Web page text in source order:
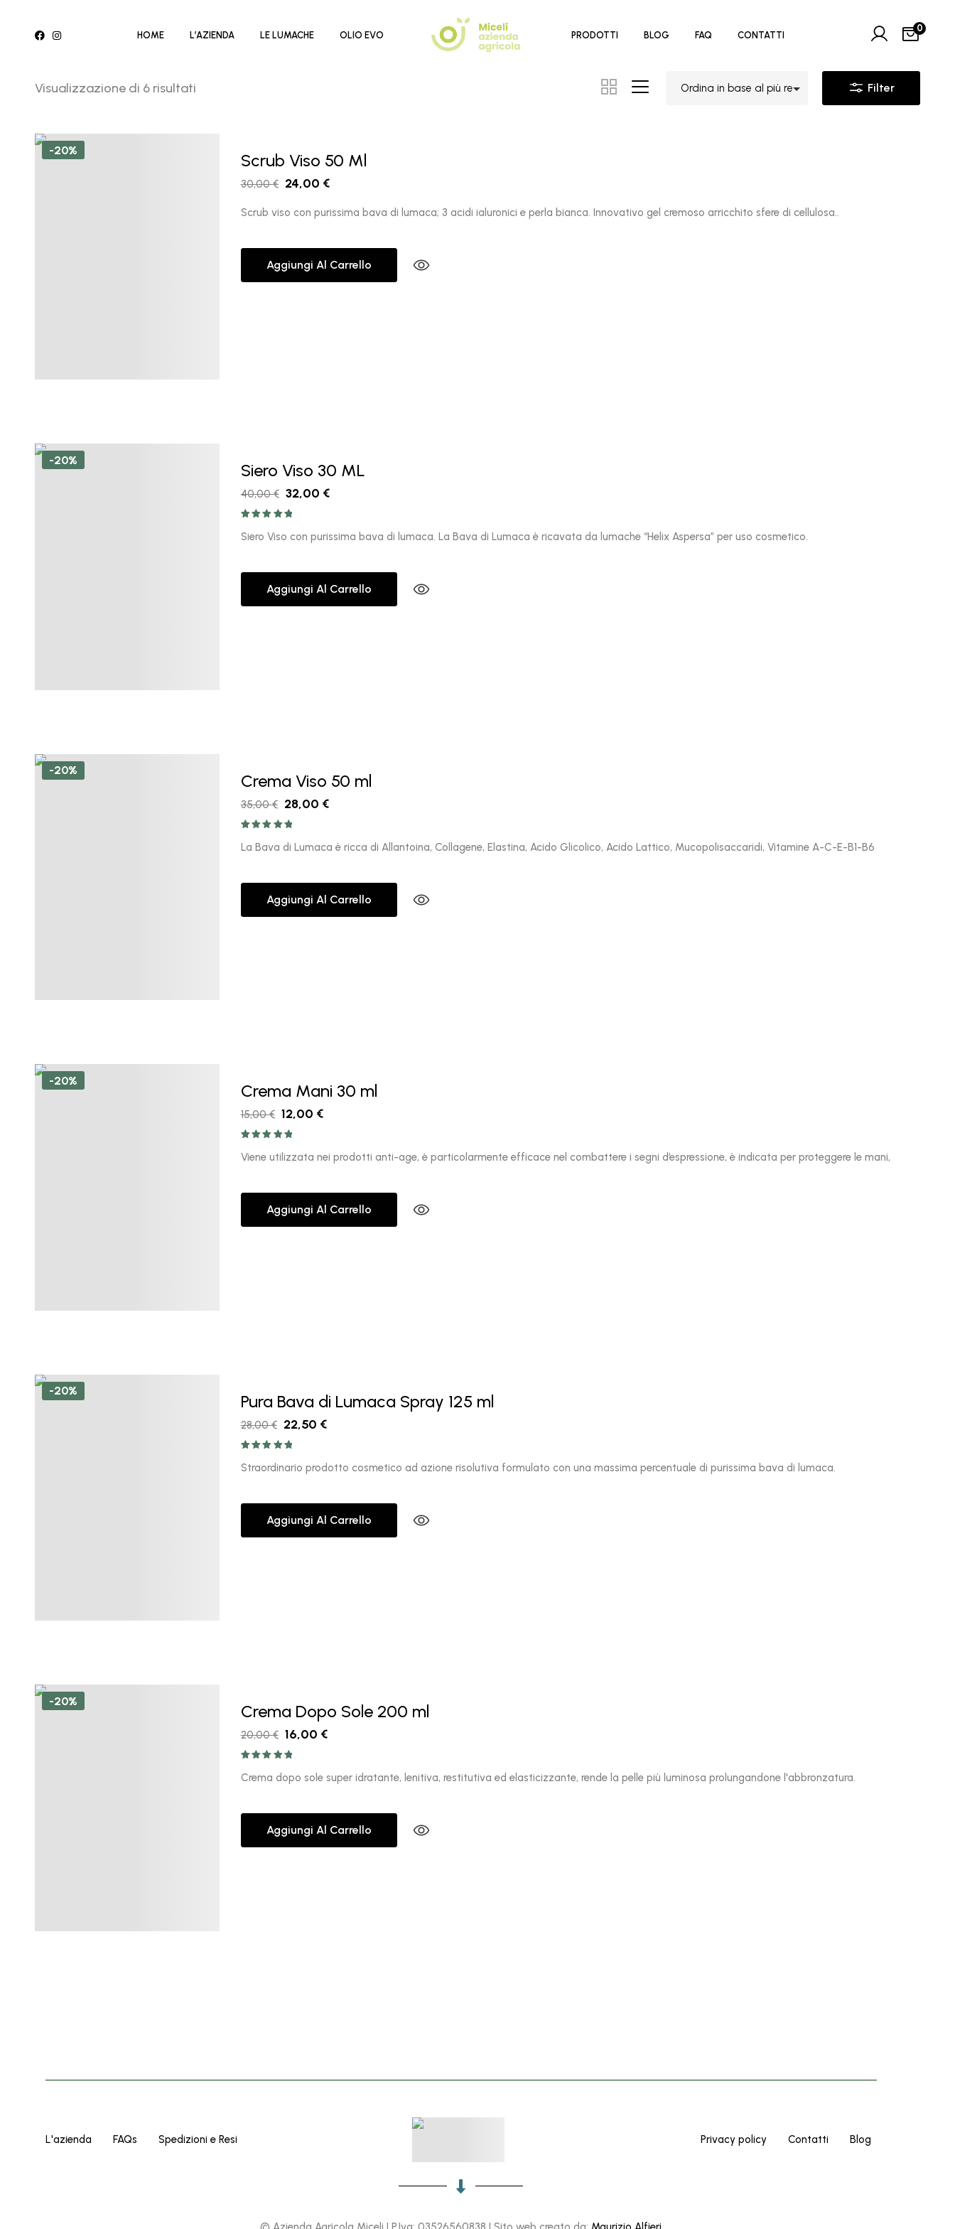
HOME L’AZIENDA LE LUMACHE OLIO EVO PRODOTTI BLOG FAQ CONTATTI
0
Visualizzazione di 6 risultati Filter
-20% Scrub Viso 50 Ml
30,00€ 24,00 €
Scrub viso con purissima bava di lumaca; 3 acidi ialuronici e perla bianca. Innovativo gel cremoso arricchito sfere di cellulosa..
Aggiungi Al Carrello
-20% Siero Viso 30 ML
40,00€ 32,00 €
su 5
Siero Viso con purissima bava di lumaca. La Bava di Lumaca è ricavata da lumache “Helix Aspersa” per uso cosmetico.
Aggiungi Al Carrello
-20% Crema Viso 50 ml
35,00€ 28,00 €
su 5
La Bava di Lumaca è ricca di Allantoina, Collagene, Elastina, Acido Glicolico, Acido Lattico, Mucopolisaccaridi, Vitamine A-C-E-B1-B6
Aggiungi Al Carrello
-20% Crema Mani 30 ml
15,00€ 12,00 €
su 5
Viene utilizzata nei prodotti anti-age, è particolarmente efficace nel combattere i segni d’espressione, è indicata per proteggere le mani,
Aggiungi Al Carrello
-20% Pura Bava di Lumaca Spray 125 ml
28,00€ 22,50 €
su 5
Straordinario prodotto cosmetico ad azione risolutiva formulato con una massima percentuale di purissima bava di lumaca.
Aggiungi Al Carrello
-20% Crema Dopo Sole 200 ml
20,00€ 16,00 €
su 5
Crema dopo sole super idratante, lenitiva, restitutiva ed elasticizzante, rende la pelle più luminosa prolungandone l'abbronzatura.
Aggiungi Al Carrello
L'azienda FAQs Spedizioni e Resi Privacy policy Contatti Blog